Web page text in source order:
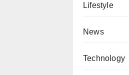
Lifestyle
News
Technology